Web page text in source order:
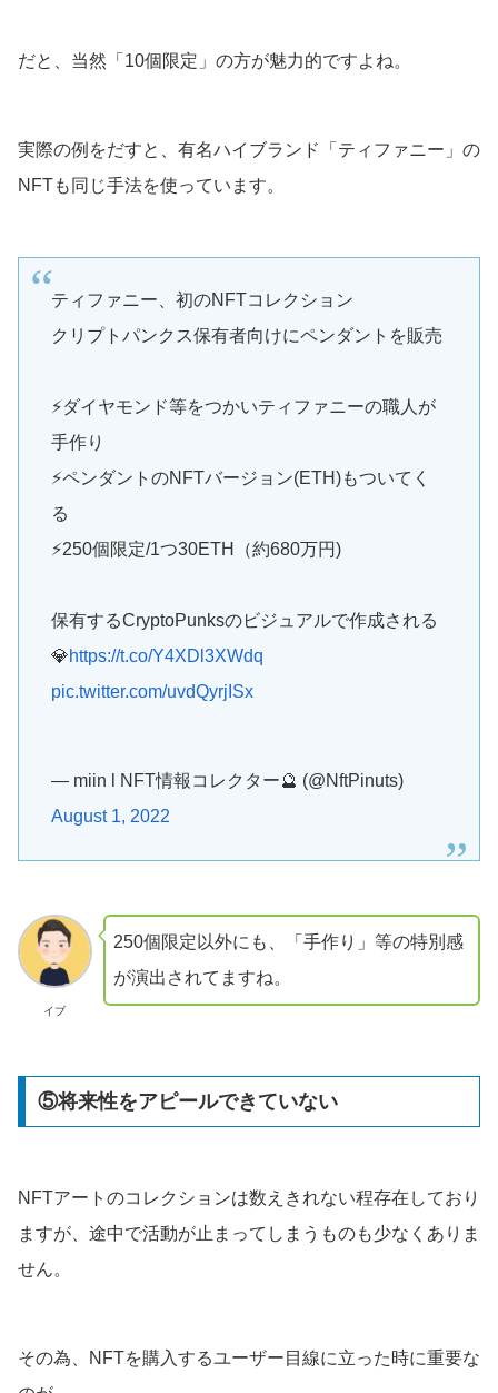
だと、当然「10個限定」の方が魅力的ですよね。
実際の例をだすと、有名ハイブランド「ティファニー」の
NFTも同じ手法を使っています。
ティファニー、初のNFTコレクション
クリプトパンクス保有者向けにペンダントを販売
⚡ダイヤモンド等をつかいティファニーの職人が
手作り
⚡ペンダントのNFTバージョン(ETH)もついてく
る
⚡250個限定/1つ30ETH（約680万円)
保有するCryptoPunksのビジュアルで作成される
💎https://t.co/Y4XDl3XWdq
pic.twitter.com/uvdQyrjISx
— miin l NFT情報コレクター🔮 (@NftPinuts)
August 1, 2022
イブ
250個限定以外にも、「手作り」等の特別感
が演出されてますね。
⑤将来性をアピールできていない
NFTアートのコレクションは数えきれない程存在しており
ますが、途中で活動が止まってしまうものも少なくありま
せん。
その為、NFTを購入するユーザー目線に立った時に重要な